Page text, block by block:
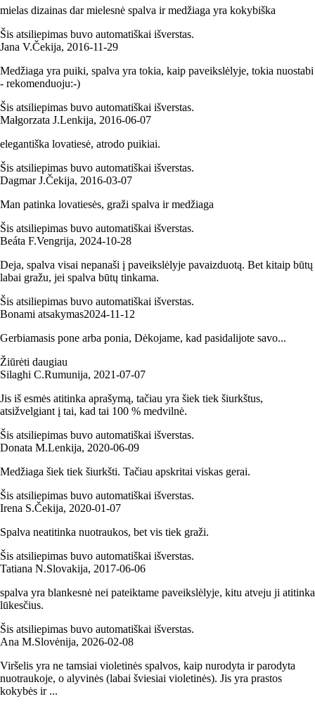
mielas dizainas dar mielesnė spalva ir medžiaga yra kokybiška
Šis atsiliepimas buvo automatiškai išverstas.
Jana V.Čekija, 2016‑11‑29
Medžiaga yra puiki, spalva yra tokia, kaip paveikslėlyje, tokia nuostabi
- rekomenduoju:-)
Šis atsiliepimas buvo automatiškai išverstas.
Małgorzata J.Lenkija, 2016‑06‑07
elegantiška lovatiesė, atrodo puikiai.
Šis atsiliepimas buvo automatiškai išverstas.
Dagmar J.Čekija, 2016‑03‑07
Man patinka lovatiesės, graži spalva ir medžiaga
Šis atsiliepimas buvo automatiškai išverstas.
Beáta F.Vengrija, 2024‑10‑28
Deja, spalva visai nepanaši į paveikslėlyje pavaizduotą. Bet kitaip būtų
labai gražu, jei spalva būtų tinkama.
Šis atsiliepimas buvo automatiškai išverstas.
Bonami atsakymas2024‑11‑12
Gerbiamasis pone arba ponia, Dėkojame, kad pasidalijote savo...
Žiūrėti daugiau
Silaghi C.Rumunija, 2021‑07‑07
Jis iš esmės atitinka aprašymą, tačiau yra šiek tiek šiurkštus,
atsižvelgiant į tai, kad tai 100 % medvilnė.
Šis atsiliepimas buvo automatiškai išverstas.
Donata M.Lenkija, 2020‑06‑09
Medžiaga šiek tiek šiurkšti. Tačiau apskritai viskas gerai.
Šis atsiliepimas buvo automatiškai išverstas.
Irena S.Čekija, 2020‑01‑07
Spalva neatitinka nuotraukos, bet vis tiek graži.
Šis atsiliepimas buvo automatiškai išverstas.
Tatiana N.Slovakija, 2017‑06‑06
spalva yra blankesnė nei pateiktame paveikslėlyje, kitu atveju ji atitinka
lūkesčius.
Šis atsiliepimas buvo automatiškai išverstas.
Ana M.Slovėnija, 2026‑02‑08
Viršelis yra ne tamsiai violetinės spalvos, kaip nurodyta ir parodyta
nuotraukoje, o alyvinės (labai šviesiai violetinės). Jis yra prastos
kokybės ir ...